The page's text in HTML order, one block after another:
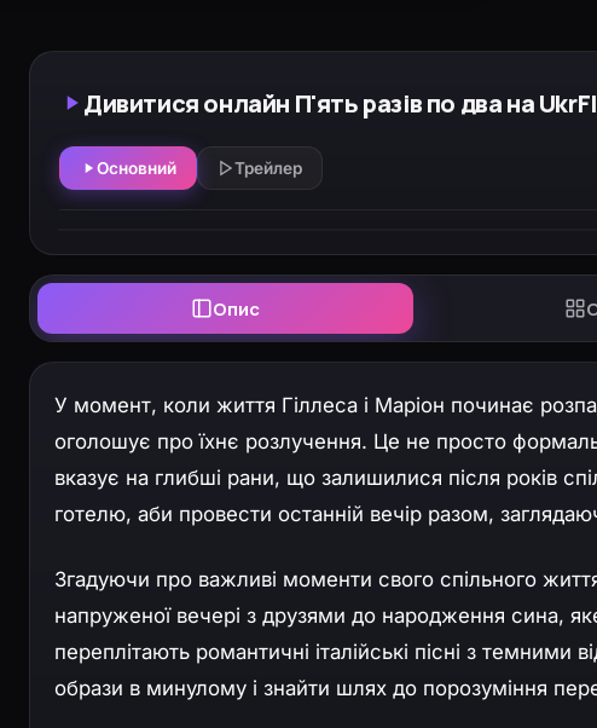
Дивитися онлайн П'ять разів по два на
Основний Трейлер
Опис
У момент, коли життя Гіллеса і Маріон починає
оголошує про їхнє розлучення. Це не просто
вказує на глибші рани, що залишилися після років
готелю, аби провести останній вечір разом,
Згадуючи про важливі моменти свого спільного
напруженої вечері з друзями до народження сина,
переплітають романтичні італійські пісні з темними
образи в минулому і знайти шлях до порозуміння